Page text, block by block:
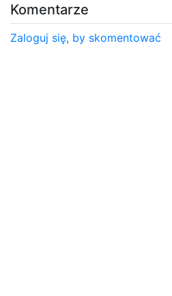
Komentarze
Zaloguj się, by skomentować